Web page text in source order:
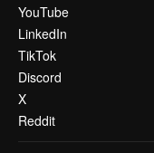
YouTube
LinkedIn
TikTok
Discord
X
Reddit